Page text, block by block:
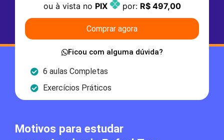
ou à vista no PIX por: R$ 497,00
Comprar agora
Ficou com alguma dúvida?
6 aulas Completas
Exercícios Práticos
Motivos para estudar